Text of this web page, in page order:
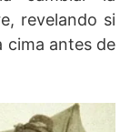
revelando si
cima antes de